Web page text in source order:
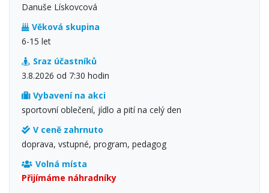
Danuše Lískovcová
Věková skupina
6-15 let
Sraz účastníků
3.8.2026 od 7:30 hodin
Vybavení na akci
sportovní oblečení, jídlo a pití na celý den
V ceně zahrnuto
doprava, vstupné, program, pedagog
Volná místa
Přijímáme náhradníky